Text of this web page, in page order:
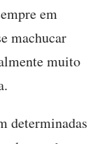
em
machucar
muito
determinadas